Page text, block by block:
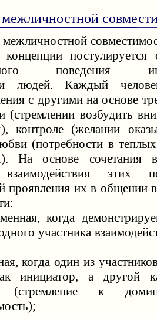
постулируется
поведения
людей. Каждый
с другими на основе
(стремлении возбудить
контроле (желании
(потребности в
На основе сочетания
взаимодействия этих
проявления их в общении
когда
участника
когда один из
инициатор, а другой
(стремление к